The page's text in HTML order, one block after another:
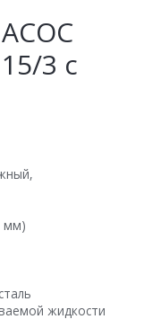
3 с
мм)
жидкости